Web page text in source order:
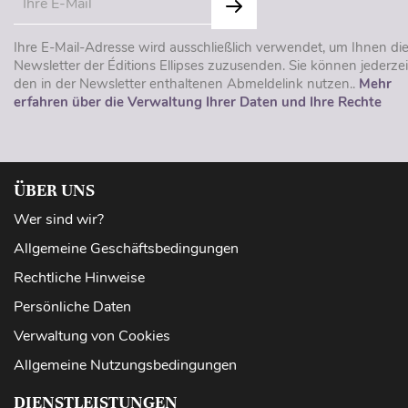
Ihre E-Mail-Adresse wird ausschließlich verwendet, um Ihnen die
Newsletter der Éditions Ellipses zuzusenden. Sie können
den in der Newsletter enthaltenen Abmeldelink nutzen.. Mehr
erfahren über die Verwaltung Ihrer Daten und Ihre Rechte
ÜBER UNS
Wer sind wir?
Allgemeine Geschäftsbedingungen
Rechtliche Hinweise
Persönliche Daten
Verwaltung von Cookies
Allgemeine Nutzungsbedingungen
DIENSTLEISTUNGEN